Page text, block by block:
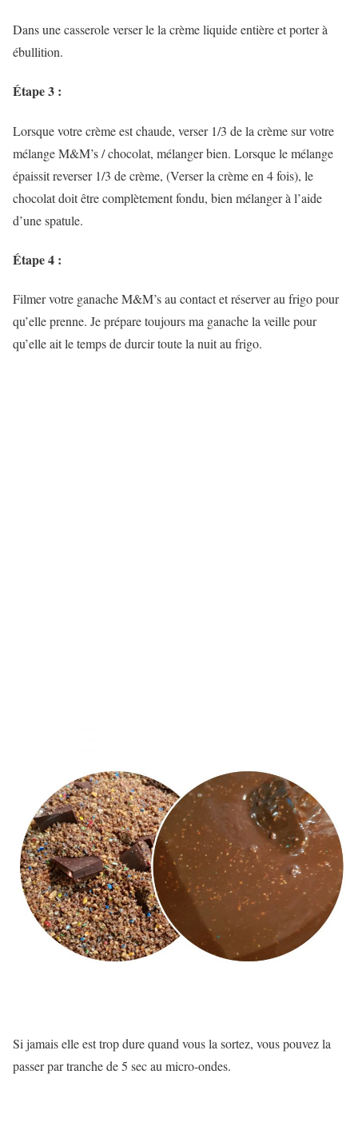
Dans une casserole verser le la crème liquide entière et porter à
ébullition.
Étape 3 :
Lorsque votre crème est chaude, verser 1/3 de la crème sur votre
mélange M&M’s / chocolat, mélanger bien. Lorsque le mélange
épaissit reverser 1/3 de crème, (Verser la crème en 4 fois), le
chocolat doit être complètement fondu, bien mélanger à l’aide
d’une spatule.
Étape 4 :
Filmer votre ganache M&M’s au contact et réserver au frigo pour
qu’elle prenne. Je prépare toujours ma ganache la veille pour
qu’elle ait le temps de durcir toute la nuit au frigo.
Si jamais elle est trop dure quand vous la sortez, vous pouvez la
passer par tranche de 5 sec au micro-ondes.